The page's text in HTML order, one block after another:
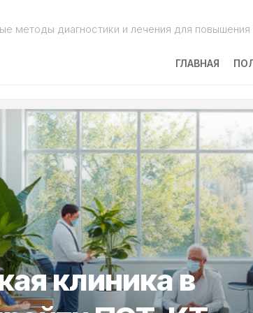
методы диагностики и лечения для
ГЛАВНАЯ
клиника в